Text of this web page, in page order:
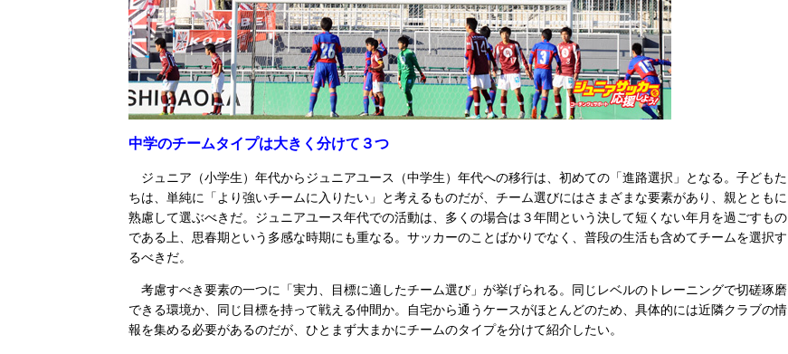
中学のチームタイプは大きく分けて３つ
ジュニア（小学生）年代からジュニアユース（中学生）年代への移行は、初めての「進路選択」となる。子どもた
ちは、単純に「より強いチームに入りたい」と考えるものだが、チーム選びにはさまざまな要素があり、親とともに
熟慮して選ぶべきだ。ジュニアユース年代での活動は、多くの場合は３年間という決して短くない年月を過ごすもの
である上、思春期という多感な時期にも重なる。サッカーのことばかりでなく、普段の生活も含めてチームを選択す
るべきだ。
考慮すべき要素の一つに「実力、目標に適したチーム選び」が挙げられる。同じレベルのトレーニングで切磋琢磨
できる環境か、同じ目標を持って戦える仲間か。自宅から通うケースがほとんどのため、具体的には近隣クラブの情
報を集める必要があるのだが、ひとまず大まかにチームのタイプを分けて紹介したい。